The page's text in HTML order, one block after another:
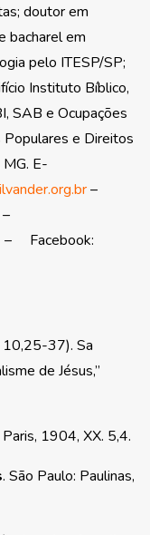
doutor em
bacharel em
pelo ITESP/SP;
Instituto Bíblico,
SAB e Ocupações
Populares e Direitos
E-
–
10,25-37). Sa
de Jésus,”
Paris, 1904, XX. 5,4.
. São Paulo: Paulinas,